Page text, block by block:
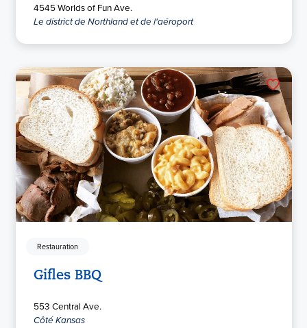
4545 Worlds of Fun Ave.
Le district de Northland et de l'aéroport
Restauration
Gifles BBQ
553 Central Ave.
Côté Kansas